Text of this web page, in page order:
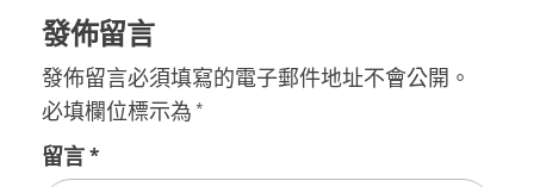
發佈留言
發佈留言必須填寫的電子郵件地址不會公開。
必填欄位標示為 *
留言*